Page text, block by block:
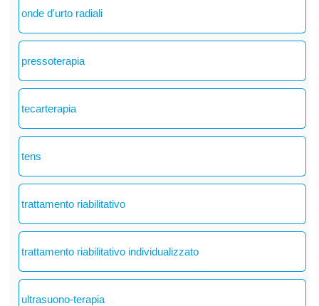
onde d'urto radiali
pressoterapia
tecarterapia
tens
trattamento riabilitativo
trattamento riabilitativo individualizzato
ultrasuono-terapia